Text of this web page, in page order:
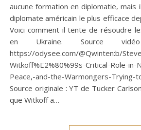
aucune formation en diplomatie, mais
diplomate américain le plus efficace
Voici comment il tente de résoudre
en Ukraine. Source
https://odysee.com/@Qwinten:b/
Witkoff%E2%80%99s-Critical-Role-in-
Peace,-and-the-Warmongers-Trying-
Source originale : YT de Tucker
que Witkoff a…